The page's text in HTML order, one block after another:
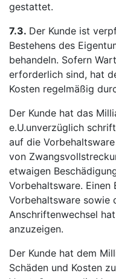
gestattet.
7.3. Der Kunde ist
Bestehens des
behandeln. Sofern
erforderlich sind, hat
Kosten regelmäßig
Der Kunde hat das
e.U.unverzüglich
auf die
von
etwaigen
Vorbehaltsware. Einen
Vorbehaltsware sowie
Anschriftenwechsel
anzuzeigen.
Der Kunde hat dem
Schäden und Kosten